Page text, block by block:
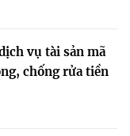
vụ tài sản mã
chống rửa tiền